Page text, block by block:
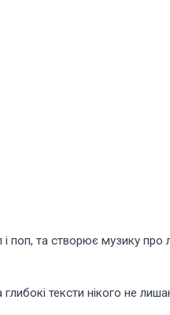
і поп, та створює музику
тексти нікого не